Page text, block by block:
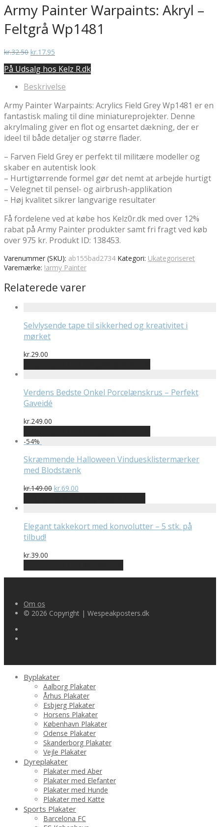
Army Painter Warpaints: Akryl –
Feltgrå Wp1481
kr.32.50 Den
pris
kr.32.50.
kr.17.95
pris
kr.17.95.
På Udsalg hos Kelz R.dk
Beskrivelse
Army Painter Warpaints: Acrylics Field Grey Wp1481 er en
fantastisk maling til dine miniatureprojekter. Denne
akrylmaling giver en flot og ensartet dækning, der er
ideel til både detaljer og større flader.
– Farven Field Grey er perfekt til militære modeller og
skaber en autentisk look
– Hurtigtørrende formel gør det nemt at arbejde hurtigt
– Velegnet til pensel- og airbrush-applikation
– Høj kvalitet sikrer langvarige resultater
Få fordelene ved at købe hos Kelz0r.dk med over 12%
rabat på Army Painter produkter samt fri fragt ved køb
over 975 kr. Produkt ID: 138453.
Varenummer (SKU): ab155bad2734 Kategori: Ukategoriseret
Varemærke: !army Painter
Relaterede varer
Selvlysende tape til sikkerhed og kreativitet i
mørket
kr.29.00
Verdens Bedste Onkel Porcelænskrus – Perfekt
Gaveidé
kr.249.00
-54%
Skræmmende Halloween Vinduesklistermærker
med Blodstænk
kr.149.00 Den
pris
kr.149.00.
kr.69.00
pris
kr.69.00.
Elegant takkekort med konvolutter – 5 stk. på
tilbud!
kr.39.00
Om os
© 2026 Copyright | Wespeakposters.dk
Byplakater
Aalborg Plakater
Århus Plakater
Esbjerg Plakater
Horsens Plakater
København Plakater
Odense Plakater
Skanderborg Plakater
Vejle Plakater
Dyreplakater
Plakater med Aber
Plakater med Elefanter
Plakater med Hunde
Plakater med Katte
Sports Plakater
Barcelona FC